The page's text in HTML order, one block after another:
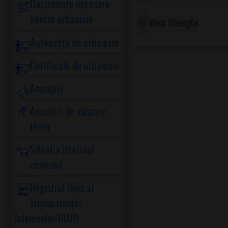
Documente necesare
pentru urbanism
Autorizații de urbanism
Certificate de urbanism
Anunțuri
Anunțuri de vânzare
teren
Situația islazului
comunal
Registrul Unic al
Transparenței
Intereselor(RUTI)